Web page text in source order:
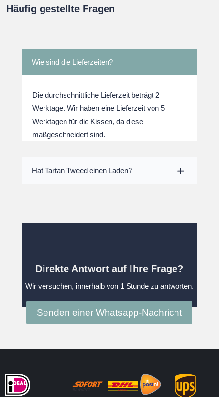
Häufig gestellte Fragen
Wie sind die Lieferzeiten?
Die durchschnittliche Lieferzeit beträgt 2
Werktage. Wir haben eine Lieferzeit von 5
Werktagen für die Kissen, da diese
maßgeschneidert sind.
Hat Tartan Tweed einen Laden?
Direkte Antwort auf Ihre Frage?
Wir versuchen, innerhalb von 1 Stunde zu antworten.
Senden einer Whatsapp-Nachricht